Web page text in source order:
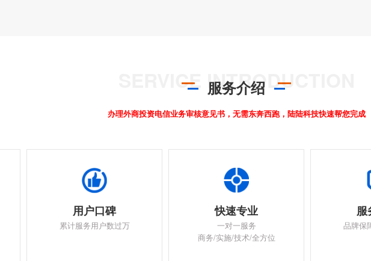
服务介绍
办理外商投资电信业务审核意见书，无需东奔西跑，陆陆科技快速帮您完成
用户口碑
累计服务用户数过万
快速专业
一对一服务
商务/实施/技术/全方位
服
品牌保